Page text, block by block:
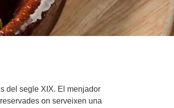
del segle XIX. El menjador
on serveixen una